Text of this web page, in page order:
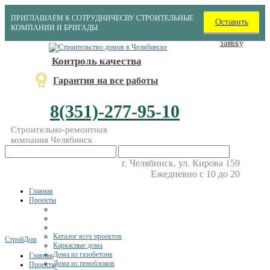
ПРИГЛАШАЕМ К СОТРУДНИЧЕСВУ СТРОИТЕЛЬНЫЕ
КОМПАНИИ И БРИГАДЫ
Оставить
заявку
Контроль качества
Гарантия на все работы
8(351)-277-95-10
Строительно-ремонтная
компания Челябинск
г. Челябинск, ул. Кирова 159
Ежедневно с 10 до 20
Главная
Проекты
Каталог всех проектов
Каркасные дома
Дома из газобетона
Дома из пеноблоков
СтройДом
Главная
Проекты